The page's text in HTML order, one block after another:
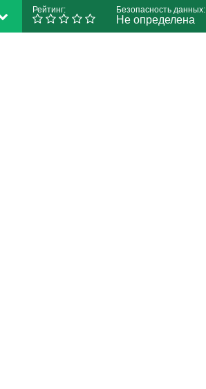
Рейтинг: Безопасность данных:
Не определена